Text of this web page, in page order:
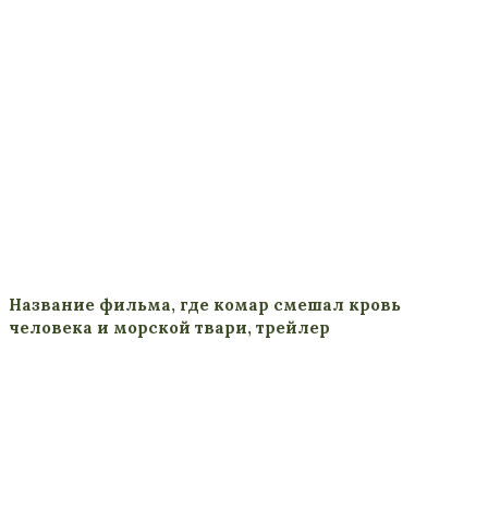
Название фильма, где комар смешал кровь
человека и морской твари, трейлер